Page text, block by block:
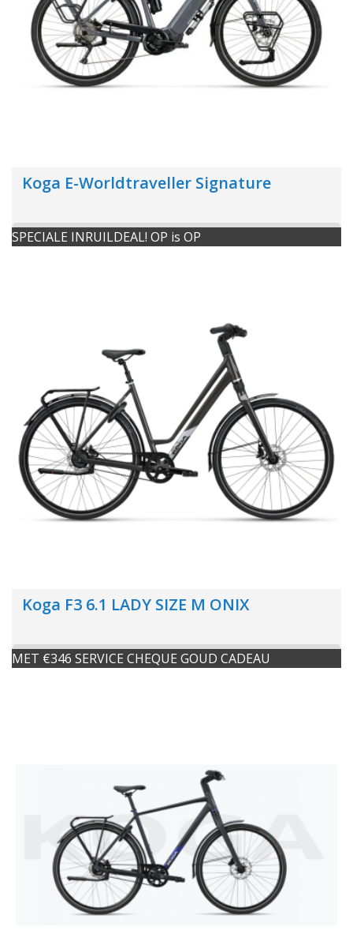
Koga E-Worldtraveller Signature
SPECIALE INRUILDEAL! OP is OP
Koga F3 6.1 LADY SIZE M ONIX
MET €346 SERVICE CHEQUE GOUD CADEAU